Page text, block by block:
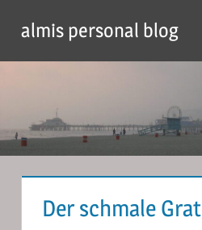
content
almis personal blog
Der schmale Grat